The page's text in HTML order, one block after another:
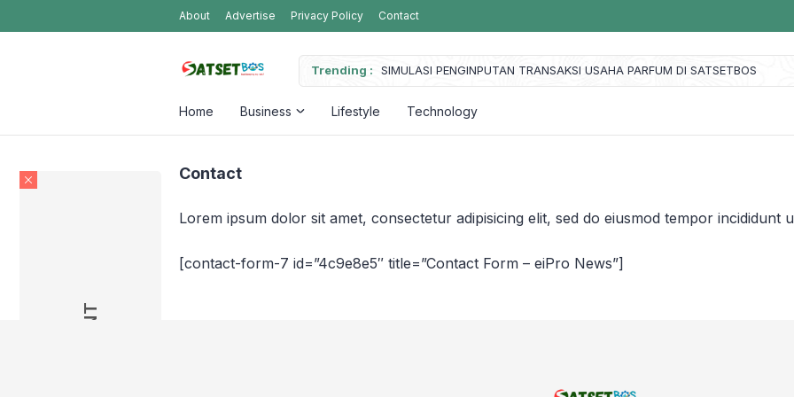
About Advertise Privacy Policy Contact
Trending :
untuk Mengelola Keuangan Usaha dengan Lebih Teratur SIMULASI PENGINPUTAN TRANSAKSI USAHA PARFUM DI SATSETBOS
Home Business Lifestyle Technology
Contact
Lorem ipsum dolor sit amet, consectetur adipisicing elit, sed do eiusmod tempor incididunt
[contact-form-7 id=”4c9e8e5″ title=”Contact Form – eiPro News”]